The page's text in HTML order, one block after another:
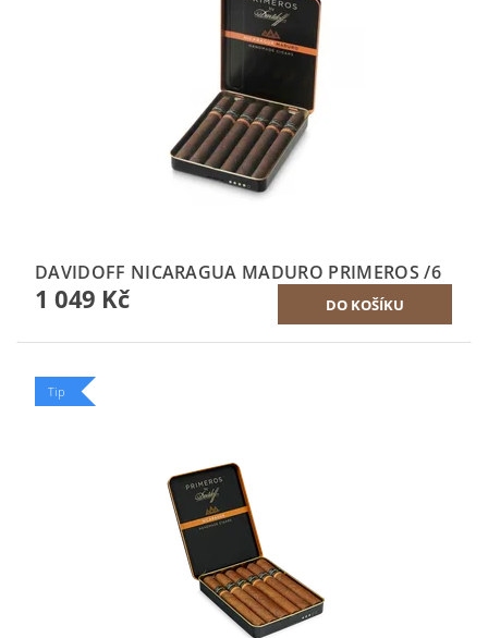
DAVIDOFF NICARAGUA MADURO PRIMEROS /6
1 049 Kč
Tip